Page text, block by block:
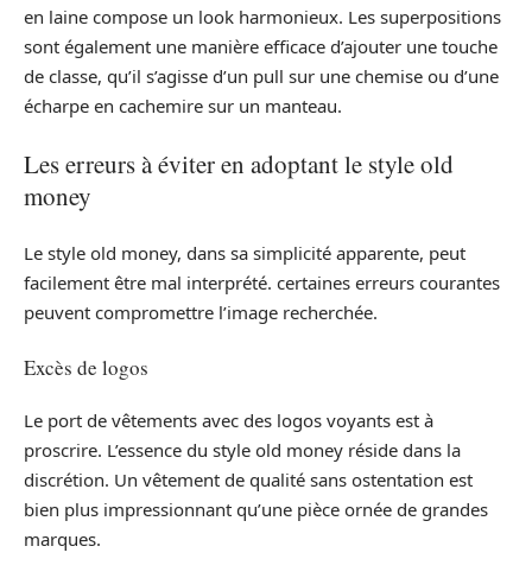
en laine compose un look harmonieux. Les superpositions
sont également une manière efficace d’ajouter une touche
de classe, qu’il s’agisse d’un pull sur une chemise ou d’une
écharpe en cachemire sur un manteau.
Les erreurs à éviter en adoptant le style old
money
Le style old money, dans sa simplicité apparente, peut
facilement être mal interprété. certaines erreurs courantes
peuvent compromettre l’image recherchée.
Excès de logos
Le port de vêtements avec des logos voyants est à
proscrire. L’essence du style old money réside dans la
discrétion. Un vêtement de qualité sans ostentation est
bien plus impressionnant qu’une pièce ornée de grandes
marques.